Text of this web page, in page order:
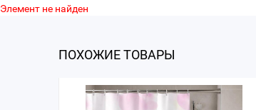
Элемент не найден
ПОХОЖИЕ ТОВАРЫ